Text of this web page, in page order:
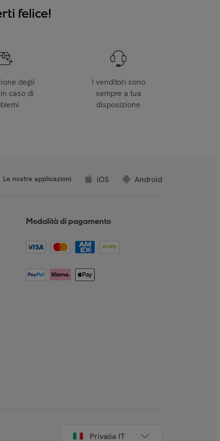
felice!
degli
caso di
I venditori sono
sempre a tua
disposizione
Le nostre applicazioni iOS Android
Modalità di pagamento
Privalia IT